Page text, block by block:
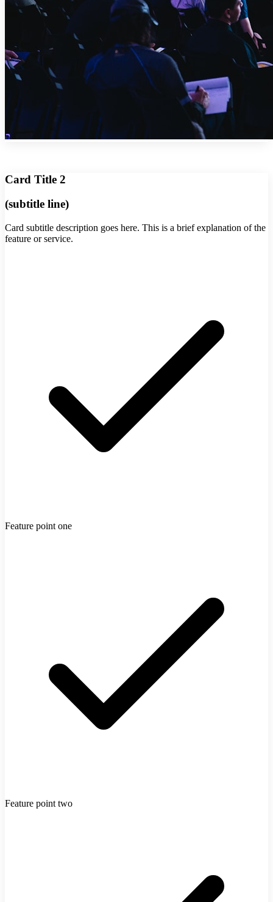
Card Title 2
(subtitle line)
Card subtitle description goes here. This is a brief explanation of the
feature or service.
Feature point one
Feature point two